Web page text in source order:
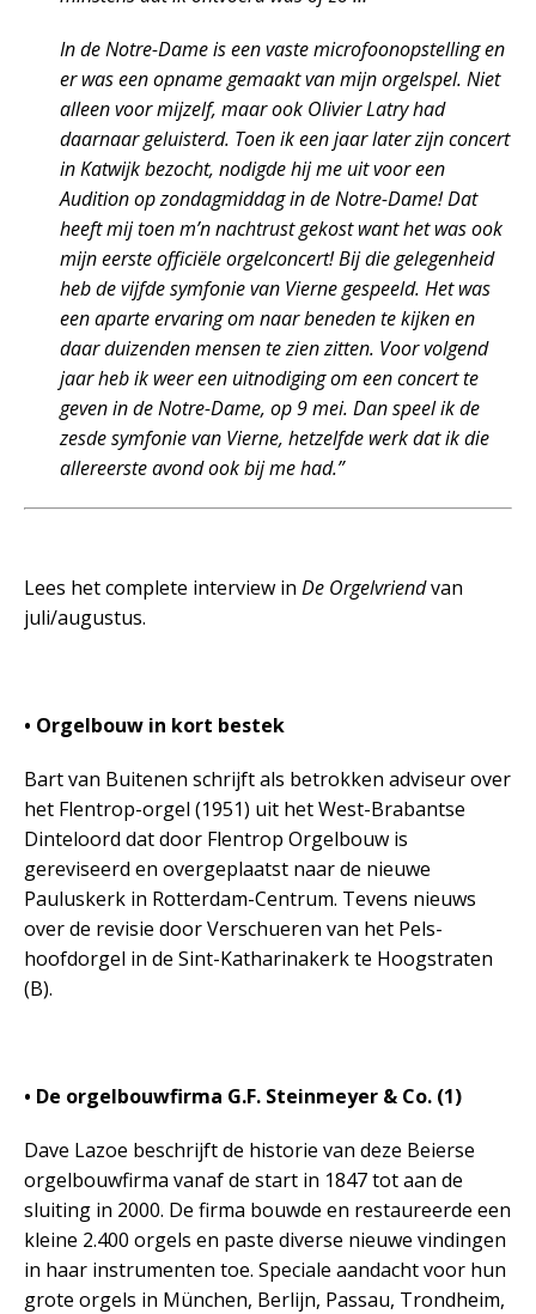
In de Notre-Dame is een vaste microfoonopstelling en
er was een opname gemaakt van mijn orgelspel. Niet
alleen voor mijzelf, maar ook Olivier Latry had
daarnaar geluisterd. Toen ik een jaar later zijn concert
in Katwijk bezocht, nodigde hij me uit voor een
Audition op zondagmiddag in de Notre-Dame! Dat
heeft mij toen m’n nachtrust gekost want het was ook
mijn eerste officiële orgelconcert! Bij die gelegenheid
heb de vijfde symfonie van Vierne gespeeld. Het was
een aparte ervaring om naar beneden te kijken en
daar duizenden mensen te zien zitten. Voor volgend
jaar heb ik weer een uitnodiging om een concert te
geven in de Notre-Dame, op 9 mei. Dan speel ik de
zesde symfonie van Vierne, hetzelfde werk dat ik die
allereerste avond ook bij me had.”
Lees het complete interview in De Orgelvriendvan
juli/augustus.
• Orgelbouw in kort bestek
Bart van Buitenen schrijft als betrokken adviseur over
het Flentrop-orgel (1951) uit het West-Brabantse
Dinteloord dat door Flentrop Orgelbouw is
gereviseerd en overgeplaatst naar de nieuwe
Pauluskerk in Rotterdam-Centrum. Tevens nieuws
over de revisie door Verschueren van het Pels-
hoofdorgel in de Sint-Katharinakerk te Hoogstraten
(B).
• De orgelbouwfirma G.F. Steinmeyer & Co. (1)
Dave Lazoe beschrijft de historie van deze Beierse
orgelbouwfirma vanaf de start in 1847 tot aan de
sluiting in 2000. De firma bouwde en restaureerde een
kleine 2.400 orgels en paste diverse nieuwe vindingen
in haar instrumenten toe. Speciale aandacht voor hun
grote orgels in München, Berlijn, Passau, Trondheim,